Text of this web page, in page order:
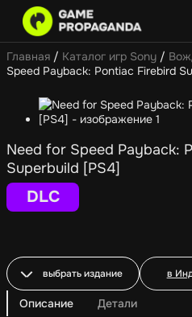
Главная / Каталог игр Sony /
Speed Payback: Pontiac Firebird
Need for Speed Payback:
Superbuild [PS4]
DLC
выбрать издание в
Описание Детали